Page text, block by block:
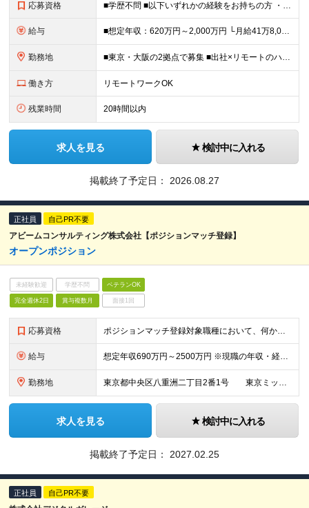
応募資格 ■学歴不問 ■以下いずれかの経験をお持ちの方 ・コンサルティングファームでの実務経験 ・SEとしての実務経験（要件定義などの上流工程を想定） ・事業会社でのプロジェクトの推進経験 └経営企画、事業企画
給与 ■想定年収：620万円～2,000万円 └月給41万8,000円〜160万8,400円＋賞与 ※月給には、固定残業代（12万1,700円〜24万2,700円／1ヶ月あたり50時間分）を含みます 固
勤務地 ■東京・大阪の2拠点で募集 ■出社×リモートのハイブリッドワークOK 【東京｜二重橋オフィス】 東京都千代田区丸の内3-2-3 丸の内二重橋ビルディング 【大阪オフィス】 大阪府大阪市中央区今橋4
働き方 リモートワークOK
残業時間 20時間以内
求人を見る 検討中に入れる
掲載終了予定日： 2026.08.27
正社員 自己PR不要
アビームコンサルティング株式会社【ポジションマッチ登録】
オープンポジション
未経験歓迎 学歴不問 ベテランOK
完全週休2日 賞与複数月 面接1回
応募資格 ポジションマッチ登録対象職種において、何かしらの知識・経験を有する方
給与 想定年収690万円～2500万円 ※現職の年収・経験をもとに決定します ※試用期間6ヶ月/給与・待遇に差異はありません ※残業代は全額支給になります
勤務地 東京都中央区八重洲二丁目2番1号 東京ミッドタウン八重洲 八重洲セントラルタワー 15階 ★上記は、10月以降の新住所となります ※プロジェクトにより長期出張あり。 また、プロジェクトにより関与
求人を見る 検討中に入れる
掲載終了予定日： 2027.02.25
正社員 自己PR不要